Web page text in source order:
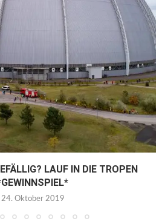
LAUF IN DIE TROPEN
24. Oktober 2019